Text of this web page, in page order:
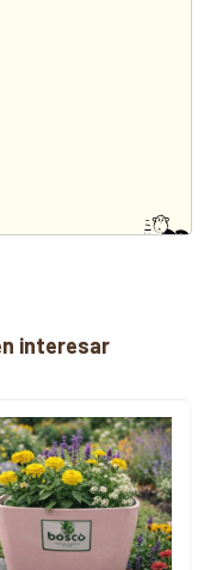
interesar